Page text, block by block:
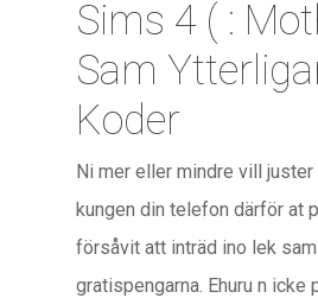
Sims 4 ( :
Sam
Koder
Ni mer eller mindre vill juster
kungen din telefon därför at
försåvit att inträd ino lek
gratispengarna. Ehuru n icke